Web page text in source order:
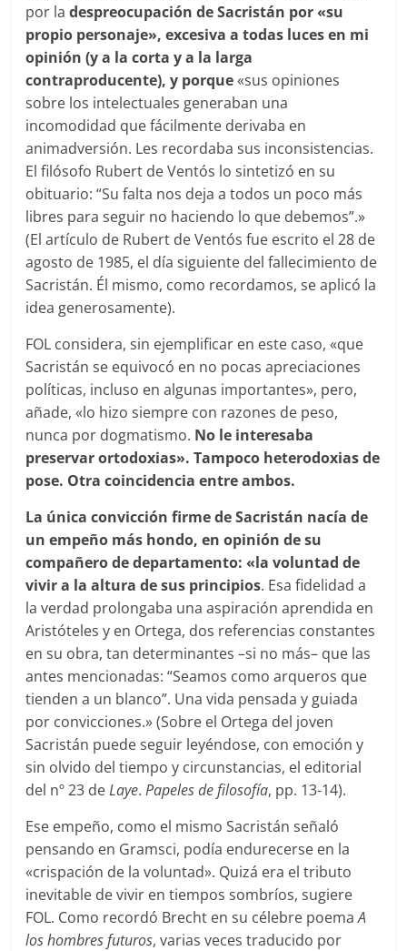
por la despreocupación de Sacristán por «su
propio personaje», excesiva a todas luces en mi
opinión (y a la corta y a la larga
contraproducente), y porque«sus opiniones
sobre los intelectuales generaban una
incomodidad que fácilmente derivaba en
animadversión. Les recordaba sus inconsistencias.
El filósofo Rubert de Ventós lo sintetizó en su
obituario: “Su falta nos deja a todos un poco más
libres para seguir no haciendo lo que debemos”.»
(El artículo de Rubert de Ventós fue escrito el 28 de
agosto de 1985, el día siguiente del fallecimiento de
Sacristán. Él mismo, como recordamos, se aplicó la
idea generosamente).
FOL considera, sin ejemplificar en este caso, «que
Sacristán se equivocó en no pocas apreciaciones
políticas, incluso en algunas importantes», pero,
añade, «lo hizo siempre con razones de peso,
nunca por dogmatismo. No le interesaba
preservar ortodoxias». Tampoco heterodoxias de
pose. Otra coincidencia entre ambos.
La única convicción firme de Sacristán nacía de
un empeño más hondo, en opinión de su
compañero de departamento: «la voluntad de
vivir a la altura de sus principios. Esa fidelidad a
la verdad prolongaba una aspiración aprendida en
Aristóteles y en Ortega, dos referencias constantes
en su obra, tan determinantes –si no más– que las
antes mencionadas: “Seamos como arqueros que
tienden a un blanco”. Una vida pensada y guiada
por convicciones.» (Sobre el Ortega del joven
Sacristán puede seguir leyéndose, con emoción y
sin olvido del tiempo y circunstancias, el editorial
del nº 23 deLaye.Papeles de filosofía, pp. 13-14).
Ese empeño, como el mismo Sacristán señaló
pensando en Gramsci, podía endurecerse en la
«crispación de la voluntad». Quizá era el tributo
inevitable de vivir en tiempos sombríos, sugiere
FOL. Como recordó Brecht en su célebre poemaA
los hombres futuros, varias veces traducido por